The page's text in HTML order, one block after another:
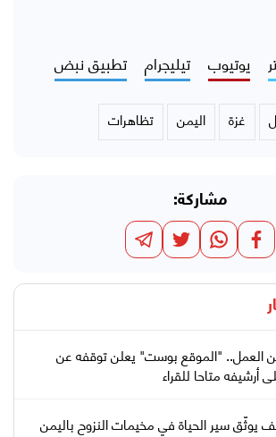
يوتيوب تيليجرام تطبيق نبض
غزة اليمن تظاهرات
مشاركة:
العمل.. "الموقع بوست" يعلن توقفه عن
أرشيفه متاحا للقراء
سير الحياة في مخيمات النزوح باليمن